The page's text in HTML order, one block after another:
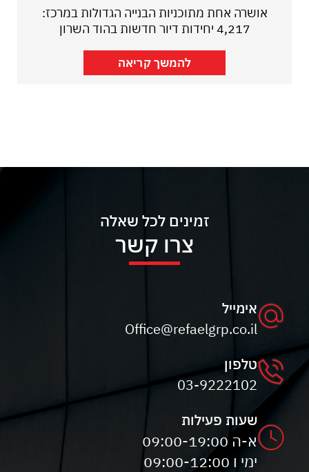
אושרה אחת מתוכניות הבנייה הגדולות במרכז:
4,217 יחידות דיור חדשות בהוד השרון
להמשך קריאה
זמינים לכל שאלה
צרו קשר
אימייל
Office@refaelgrp.co.il
טלפון
03-9222102
שעות פעילות
א-ה 09:00-19:00
ימי ו 09:00-12:00